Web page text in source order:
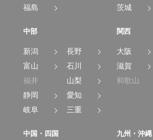
福島
茨城
中部
新潟
長野
富山
石川
福井
山梨
静岡
愛知
岐阜
三重
関西
大阪
滋賀
和歌山
中国・四国 九州・沖縄